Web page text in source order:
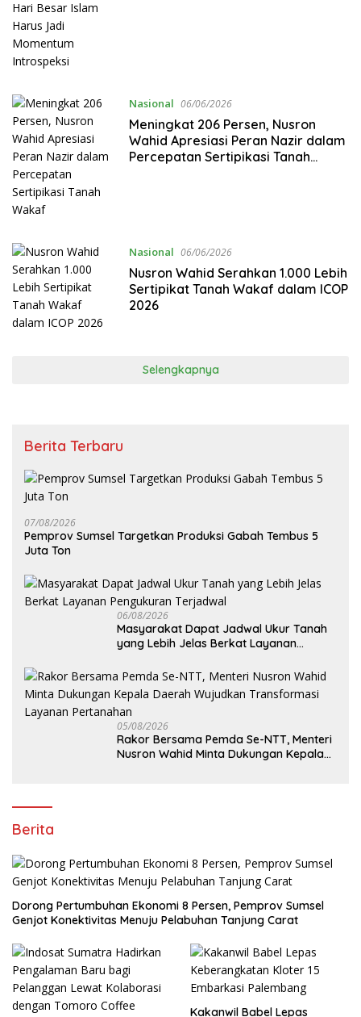
Nasional 06/06/2026
Meningkat 206 Persen, Nusron
Wahid Apresiasi Peran Nazir dalam
Percepatan Sertipikasi Tanah
Nasional 06/06/2026
Nusron Wahid Serahkan 1.000 Lebih
Sertipikat Tanah Wakaf dalam ICOP
2026
Selengkapnya
Berita Terbaru
07/08/2026
Pemprov Sumsel Targetkan Produksi Gabah Tembus 5
Juta Ton
06/08/2026
Masyarakat Dapat Jadwal Ukur Tanah
yang Lebih Jelas Berkat Layanan
05/08/2026
Rakor Bersama Pemda Se-NTT, Menteri
Nusron Wahid Minta Dukungan Kepala
Berita
Dorong Pertumbuhan Ekonomi 8 Persen, Pemprov Sumsel
Genjot Konektivitas Menuju Pelabuhan Tanjung Carat
Kakanwil Babel Lepas